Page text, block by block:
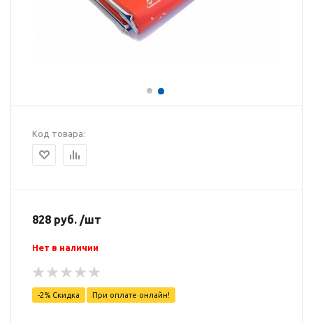
Код товара:
828 руб. /шт
Нет в наличии
-2% Скидка При оплате онлайн!